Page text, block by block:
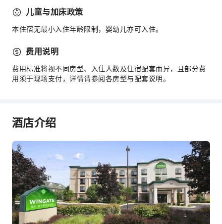
无障碍通道
无障碍设施
儿童与加床政策
本住宿无最小入住年龄限制，婴幼儿亦可入住。
费用说明
费用标准将视不同房型、入住人数及住宿配套而异，且部分费
用须于现场支付，详情请参阅各房型与配套说明。
酒店介绍